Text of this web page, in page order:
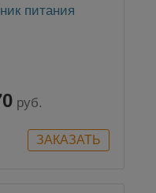
питания
руб.